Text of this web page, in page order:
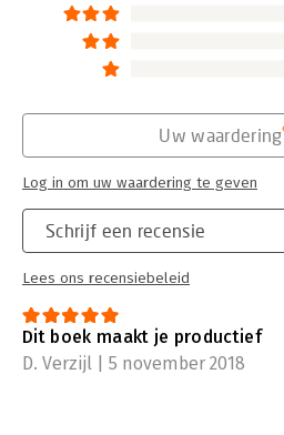
Schrijf een recensie
Lees ons recensiebeleid
Uw waardering
Log in om uw waardering te geven
Dit boek maakt je productief
D. Verzijl | 5 november 2018